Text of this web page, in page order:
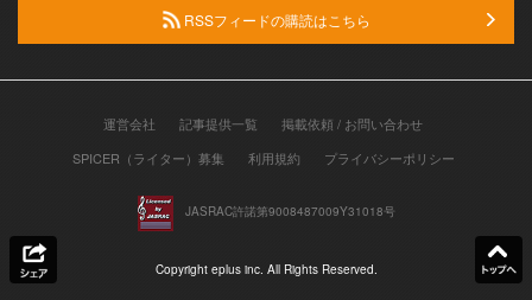
RSSフィードの購読はこちら
運営会社 記事提供一覧
掲載依頼 / お問い合わせ
SPICER（ライター）募集
利用規約 プライバシーポリシー
JASRAC許諾第9008487009Y31018号
Copyright eplus inc. All Rights Reserved.